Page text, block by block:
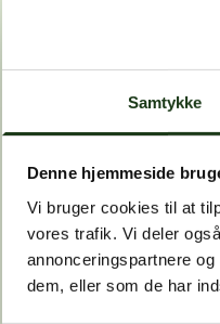
Samtykke
Denne hjemmeside
Vi bruger cookies til at
vores trafik. Vi deler
annonceringspartnere
dem, eller som de har
Der